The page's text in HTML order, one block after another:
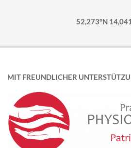
52,273°N
MIT FREUNDLICHER